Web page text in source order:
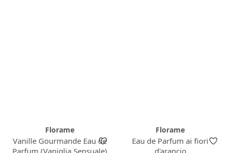
Florame
Vanille Gourmande Eau de
Parfum (Vaniglia Sensuale)
Florame
Eau de Parfum ai fiori
d'arancio